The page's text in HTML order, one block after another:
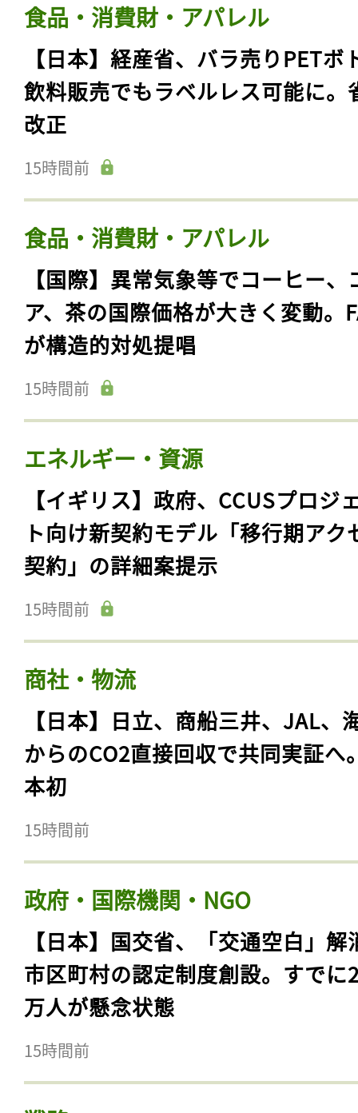
食品・消費財・アパレル
【日本】経産省、バラ売りPETボ
飲料販売でもラベルレス可能に。
改正
15時間前
食品・消費財・アパレル
【国際】異常気象等でコーヒー、
ア、茶の国際価格が大きく変動。
が構造的対処提唱
15時間前
エネルギー・資源
【イギリス】政府、CCUSプロジ
ト向け新契約モデル「移行期アク
契約」の詳細案提示
15時間前
商社・物流
【日本】日立、商船三井、JAL、
からのCO2直接回収で共同実証へ
本初
15時間前
政府・国際機関・NGO
【日本】国交省、「交通空白」解
市区町村の認定制度創設。すでに
万人が懸念状態
15時間前